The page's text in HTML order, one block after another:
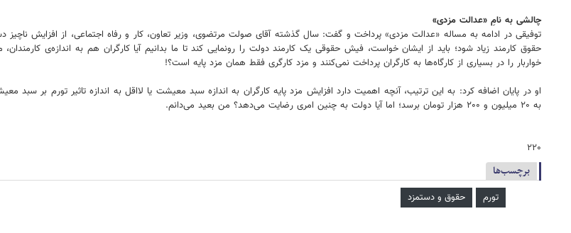
چالشی به نامِ «عدالت مزدی»
توفیقی در ادامه به مساله «عدالت مزدی» پرداخت و گفت: سال گذشته آقای صولت مرتضوی، وزیر تعاون، کار و رفاه اجتماعی، از افزایش ناچیز
حقوق کارمند زیاد شود؛ باید از ایشان خواست، فیش حقوقی یک کارمند دولت را رونمایی کند تا ما بدانیم آیا کارگران هم به اندازه‌ی
خواربار را در بسیاری از کارگاه‌ها به کارگران پرداخت نمی‌کنند و مزد کارگری فقط همان مزد پایه است؟!
او در پایان اضافه کرد: به این ترتیب، آنچه اهمیت دارد افزایش مزد پایه کارگران به اندازه سبد معیشت یا لااقل به اندازه تاثیر تورم بر سبد
به ۲۰ میلیون و ۲۰۰ هزار تومان برسد؛ اما آیا دولت به چنین امری رضایت می‌دهد؟ من بعید می‌دانم.
۲۲۰
برچسب‌ها
تورم حقوق و دستمزد